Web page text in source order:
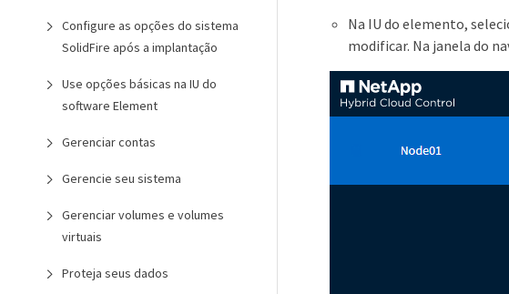
Configure as opções do sistema
SolidFire após a implantação
Use opções básicas na IU do
software Element
Gerenciar contas
Gerencie seu sistema
Gerenciar volumes e volumes
virtuais
Proteja seus dados
Na IU do elemento,
modificar. Na janela do